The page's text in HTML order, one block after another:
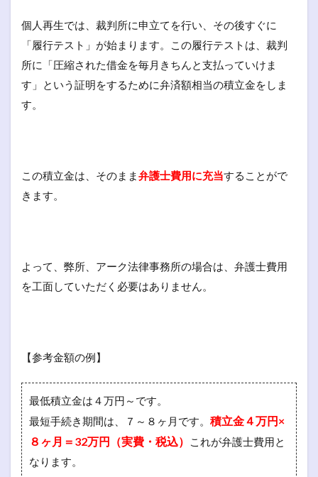
個人再生では、裁判所に申立てを行い、その後すぐに
「履行テスト」が始まります。この履行テストは、裁判
所に「圧縮された借金を毎月きちんと支払っていけま
す」という証明をするために弁済額相当の積立金をしま
す。
この積立金は、そのまま弁護士費用に充当することがで
きます。
よって、弊所、アーク法律事務所の場合は、弁護士費用
を工面していただく必要はありません。
【参考金額の例】
最低積立金は４万円～です。
最短手続き期間は、７～８ヶ月です。 積立金４万円×
８ヶ月＝32万円（実費・税込）
これが弁護士費用と
なります。